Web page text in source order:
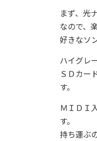
まず、光
なので、
好きなソ
ハイグレ
ＳＤカー
す。
ＭＩＤＩ
す。
持ち運ぶ